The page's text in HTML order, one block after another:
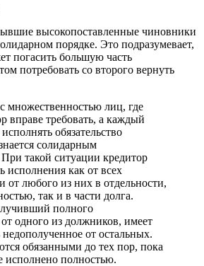
высокопоставленные чиновники
порядке. Это подразумевает,
погасить большую часть
потребовать со второго вернуть
множественностью лиц, где
вправе требовать, а каждый
обязательство
солидарным
При такой ситуации кредитор
исполнения как от всех
от любого из них в отдельности,
так и в части долга.
полного
одного из должников, имеет
недополученное от остальных.
обязанными до тех пор, пока
исполнено полностью.